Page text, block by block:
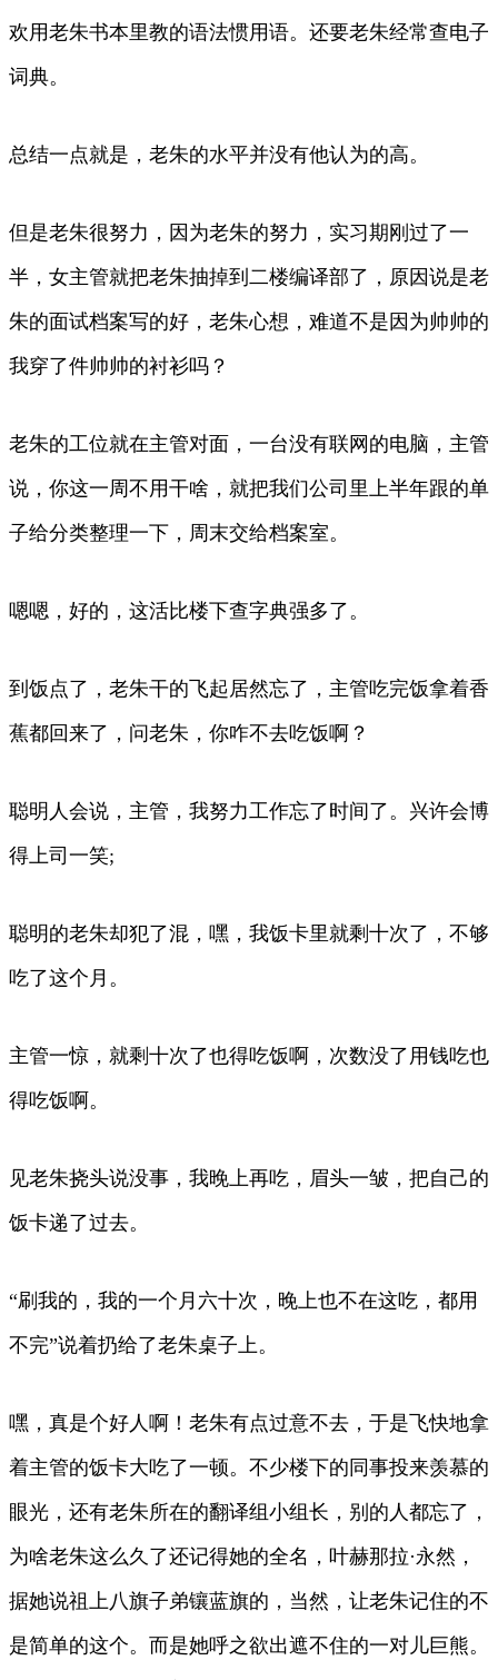
欢用老朱书本里教的语法惯用语。还要老朱经常查电子
词典。
总结一点就是，老朱的水平并没有他认为的高。
但是老朱很努力，因为老朱的努力，实习期刚过了一
半，女主管就把老朱抽掉到二楼编译部了，原因说是老
朱的面试档案写的好，老朱心想，难道不是因为帅帅的
我穿了件帅帅的衬衫吗？
老朱的工位就在主管对面，一台没有联网的电脑，主管
说，你这一周不用干啥，就把我们公司里上半年跟的单
子给分类整理一下，周末交给档案室。
嗯嗯，好的，这活比楼下查字典强多了。
到饭点了，老朱干的飞起居然忘了，主管吃完饭拿着香
蕉都回来了，问老朱，你咋不去吃饭啊？
聪明人会说，主管，我努力工作忘了时间了。兴许会博
得上司一笑;
聪明的老朱却犯了混，嘿，我饭卡里就剩十次了，不够
吃了这个月。
主管一惊，就剩十次了也得吃饭啊，次数没了用钱吃也
得吃饭啊。
见老朱挠头说没事，我晚上再吃，眉头一皱，把自己的
饭卡递了过去。
“刷我的，我的一个月六十次，晚上也不在这吃，都用
不完”说着扔给了老朱桌子上。
嘿，真是个好人啊！老朱有点过意不去，于是飞快地拿
着主管的饭卡大吃了一顿。不少楼下的同事投来羡慕的
眼光，还有老朱所在的翻译组小组长，别的人都忘了，
为啥老朱这么久了还记得她的全名，叶赫那拉·永然，
据她说祖上八旗子弟镶蓝旗的，当然，让老朱记住的不
是简单的这个。而是她呼之欲出遮不住的一对儿巨熊。